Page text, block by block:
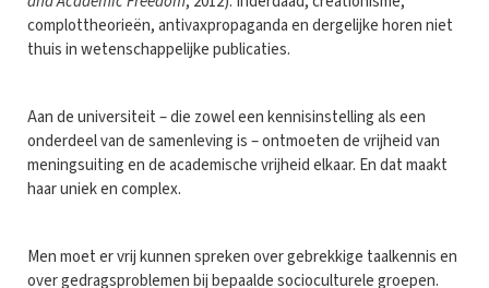
complottheorieën, antivaxpropaganda en dergelijke horen niet
thuis in wetenschappelijke publicaties.
Aan de universiteit – die zowel een kennisinstelling als een
onderdeel van de samenleving is – ontmoeten de vrijheid van
meningsuiting en de academische vrijheid elkaar. En dat maakt
haar uniek en complex.
Men moet er vrij kunnen spreken over gebrekkige taalkennis en
over gedragsproblemen bij bepaalde socioculturele groepen.